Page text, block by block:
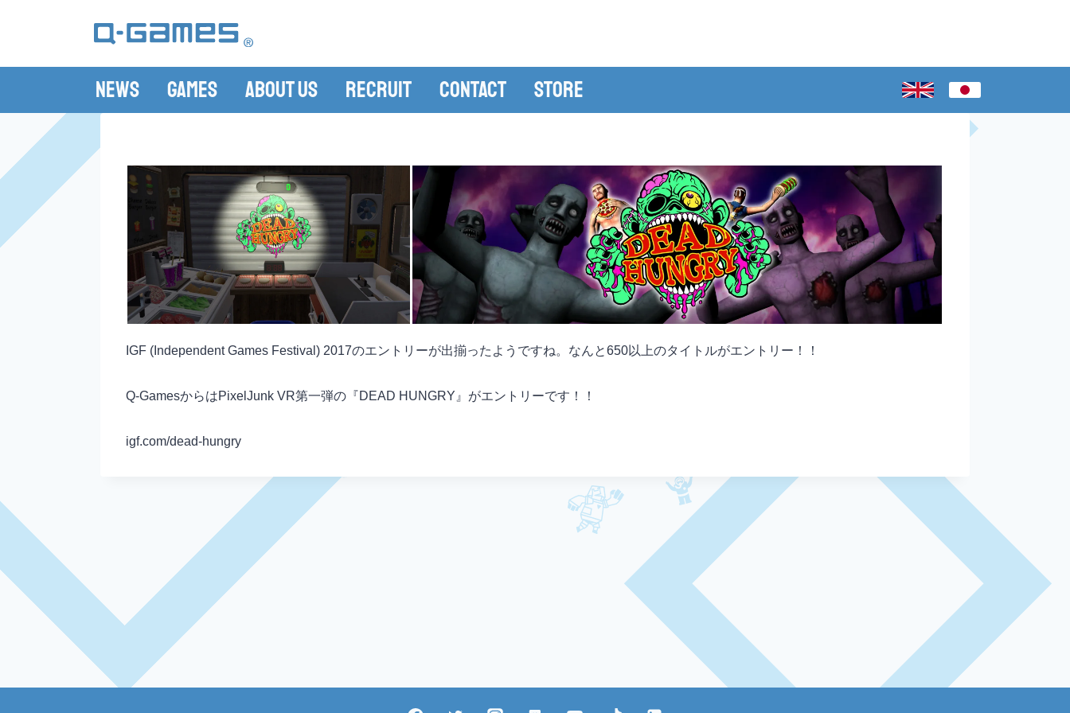
News Games About Us Recruit Contact Store
IGF (Independent Games Festival) 2017のエントリーが出揃ったようですね。なんと650以上のタイトルがエントリー！！
Q-GamesからはPixelJunk VR第一弾の『DEAD HUNGRY』がエントリーです！！
igf.com/dead-hungry